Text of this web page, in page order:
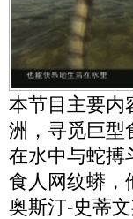
本节目主要内
洲，寻觅巨型
在水中与蛇搏
食人网纹蟒，
奥斯汀-史蒂